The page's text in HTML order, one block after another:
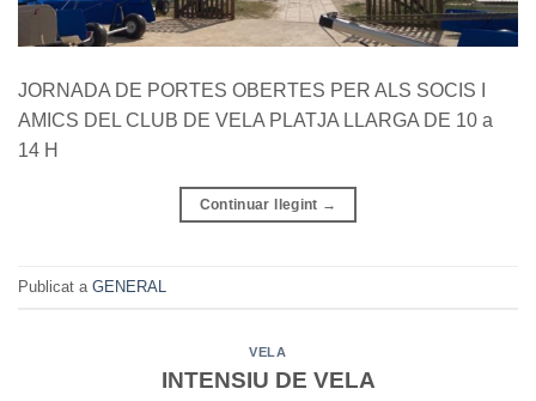
JORNADA DE PORTES OBERTES PER ALS SOCIS I
AMICS DEL CLUB DE VELA PLATJA LLARGA DE 10 a
14 H
Continuar llegint →
Publicat a GENERAL
VELA
INTENSIU DE VELA